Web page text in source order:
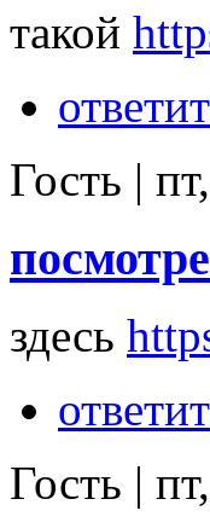
такой
Гость |
здесь
Гость |